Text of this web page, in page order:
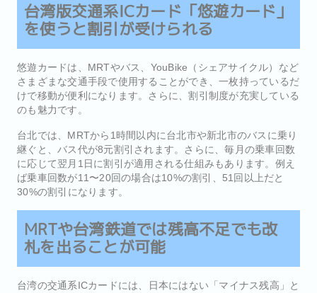
台湾版交通系ICカード「悠遊カード」
を使うと割引が受けられる
悠遊カードは、MRTやバス、YouBike（シェアサイクル）など
さまざまな交通手段で使用することができ、一枚持っているだ
けで移動が便利になります。さらに、割引制度が充実している
のも魅力です。
台北では、MRTから1時間以内に台北市や新北市のバスに乗り
継ぐと、バス代が8元割引されます。さらに、毎月の乗車回数
に応じて翌月1日に割引が適用される仕組みもあります。例え
ば乗車回数が11〜20回の場合は10%の割引、51回以上だと
30%の割引になります。
MRTや台湾鉄道では残高不足でも改
札を出ることが可能
台湾の交通系ICカードには、日本にはない「マイナス残高」と